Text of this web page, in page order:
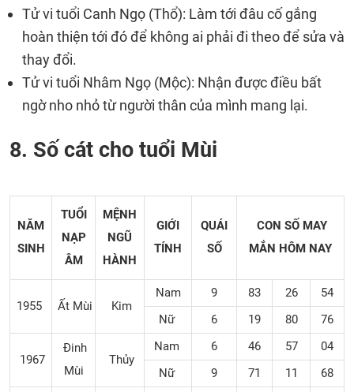
Tử vi tuổi Canh Ngọ (Thổ): Làm tới đâu cố gắng
hoàn thiện tới đó để không ai phải đi theo để sửa và
thay đổi.
Tử vi tuổi Nhâm Ngọ (Mộc): Nhận được điều bất
ngờ nho nhỏ từ người thân của mình mang lại.
8. Số cát cho tuổi Mùi
NĂM
SINH
TUỔI
NẠP
ÂM
MỆNH
NGŨ
HÀNH
GIỚI
TÍNH
QUÁI
SỐ
CON SỐ MAY
MẮN HÔM NAY
1955 Ất Mùi Kim
Nam 9 83 26
54
Nữ
6 19 80 76
1967
Đinh
Mùi
Thủy
Nam 6 46 57
04
Nữ
9 71 11 68